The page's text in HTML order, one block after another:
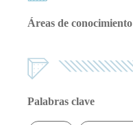
Áreas de conocimiento
Palabras clave